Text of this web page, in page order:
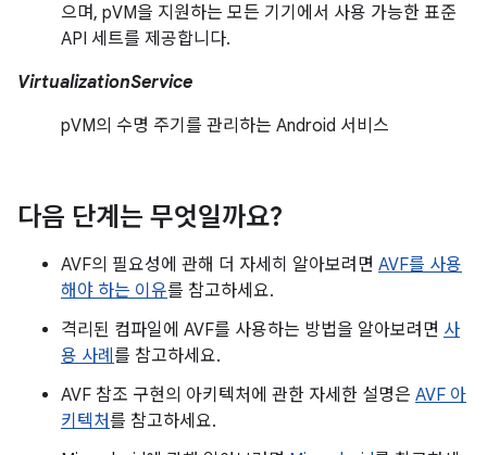
으며, pVM을 지원하는 모든 기기에서 사용 가능한 표준
API 세트를 제공합니다.
VirtualizationService
pVM의 수명 주기를 관리하는 Android 서비스
다음 단계는 무엇일까요?
AVF의 필요성에 관해 더 자세히 알아보려면 AVF를 사용
해야 하는 이유를 참고하세요.
격리된 컴파일에 AVF를 사용하는 방법을 알아보려면 사
용 사례 를 참고하세요.
AVF 참조 구현의 아키텍처에 관한 자세한 설명은 AVF 아
키텍처를 참고하세요.